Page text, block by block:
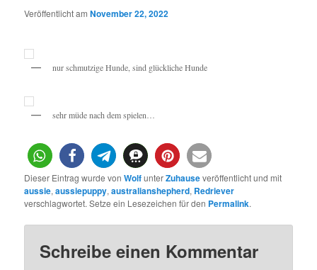
Veröffentlicht amNovember 22, 2022
nur schmutzige Hunde, sind glückliche Hunde
sehr müde nach dem spielen…
Dieser Eintrag wurde vonWolfunterZuhauseveröffentlicht und mit
aussie,aussiepuppy,australianshepherd, Redriever
verschlagwortet. Setze ein Lesezeichen für den Permalink.
Schreibe einen Kommentar